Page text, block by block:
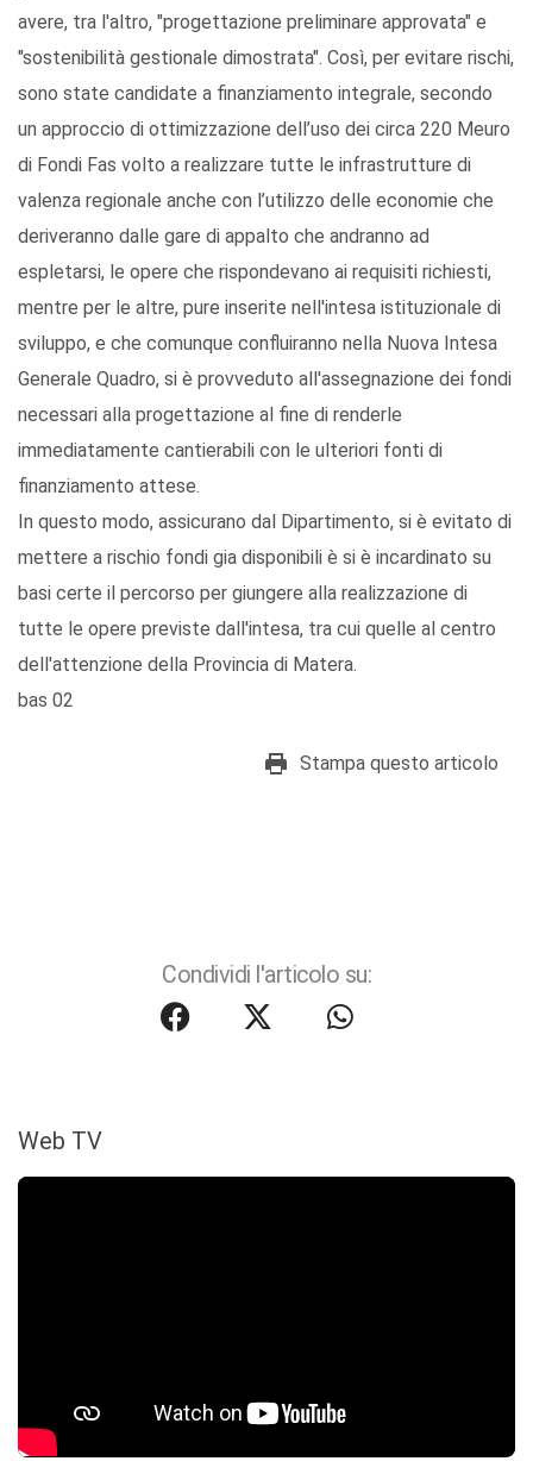
avere, tra l'altro, "progettazione preliminare approvata" e
"sostenibilità gestionale dimostrata". Così, per evitare rischi,
sono state candidate a finanziamento integrale, secondo
un approccio di ottimizzazione dell’uso dei circa 220 Meuro
di Fondi Fas volto a realizzare tutte le infrastrutture di
valenza regionale anche con l’utilizzo delle economie che
deriveranno dalle gare di appalto che andranno ad
espletarsi, le opere che rispondevano ai requisiti richiesti,
mentre per le altre, pure inserite nell'intesa istituzionale di
sviluppo, e che comunque confluiranno nella Nuova Intesa
Generale Quadro, si è provveduto all'assegnazione dei fondi
necessari alla progettazione al fine di renderle
immediatamente cantierabili con le ulteriori fonti di
finanziamento attese.
In questo modo, assicurano dal Dipartimento, si è evitato di
mettere a rischio fondi gia disponibili è si è incardinato su
basi certe il percorso per giungere alla realizzazione di
tutte le opere previste dall'intesa, tra cui quelle al centro
dell'attenzione della Provincia di Matera.
bas 02
Stampa questo articolo
Condividi l'articolo su:
Web TV